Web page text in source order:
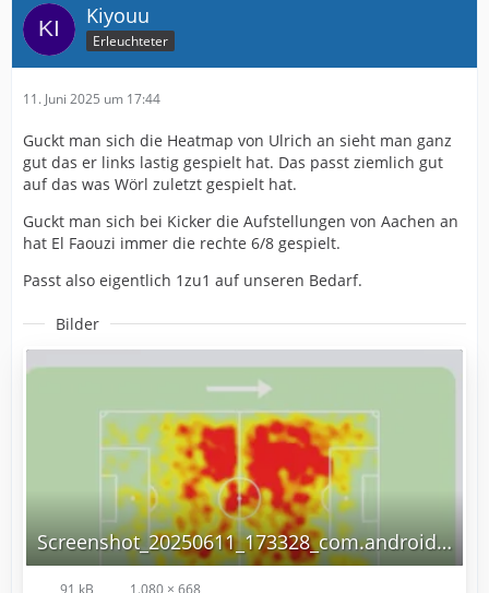
Kiyouu
Erleuchteter
11. Juni 2025 um 17:44
Guckt man sich die Heatmap von Ulrich an sieht man ganz
gut das er links lastig gespielt hat. Das passt ziemlich gut
auf das was Wörl zuletzt gespielt hat.
Guckt man sich bei Kicker die Aufstellungen von Aachen an
hat El Faouzi immer die rechte 6/8 gespielt.
Passt also eigentlich 1zu1 auf unseren Bedarf.
Bilder
Screenshot_20250611_173328_com.android.chrome_edit_2372614744971814.jpg
91 kB 1.080 × 668